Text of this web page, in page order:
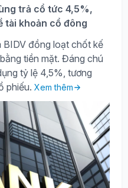
trả cổ tức 4,5%,
tài khoản cổ đông
BIDV đồng loạt chốt kế
tiền mặt. Đáng chú
tỷ lệ 4,5%, tương
phiếu. Xem thêm